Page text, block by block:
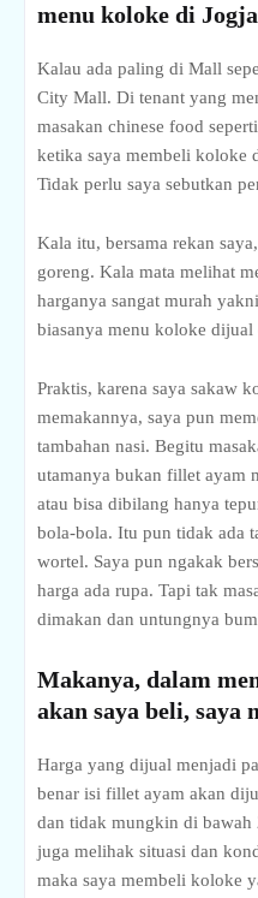
menu koloke di
Kalau ada paling di Mall
City Mall. Di tenant yang
masakan chinese food
ketika saya membeli koloke
Tidak perlu saya sebutkan
Kala itu, bersama rekan
goreng. Kala mata melihat
harganya sangat murah
biasanya menu koloke
Praktis, karena saya sakaw
memakannya, saya pun
tambahan nasi. Begitu
utamanya bukan fillet ayam
atau bisa dibilang hanya
bola-bola. Itu pun tidak ada
wortel. Saya pun ngakak
harga ada rupa. Tapi tak
dimakan dan untungnya
Makanya, dalam
akan saya beli, saya
Harga yang dijual menjadi
benar isi fillet ayam akan
dan tidak mungkin di bawah
juga melihak situasi dan
maka saya membeli koloke